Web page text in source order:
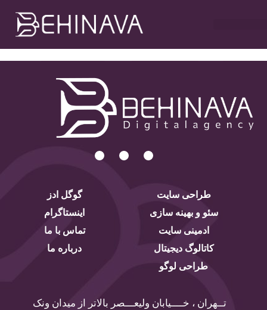
طراحی سایت
سئو و بهینه سازی
ادمینی سایت
کاتالوگ دیجیتال
طراحی لوگو
گوگل ادز
اینستاگرام
تماس با ما
درباره ما
تــهران ، خــــیابان ولیعـــصر بالاتر از میدان ونک